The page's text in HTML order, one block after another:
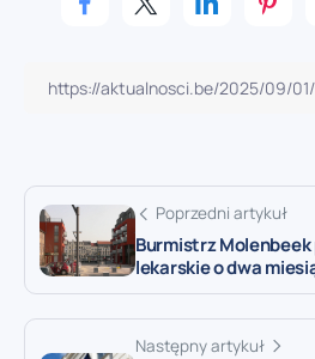
Poprzedni artykuł
Burmistrz
lekarskie o dwa
Następny artykuł